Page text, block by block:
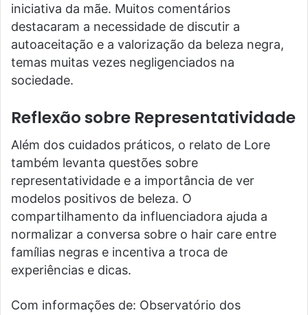
iniciativa da mãe. Muitos comentários
destacaram a necessidade de discutir a
autoaceitação e a valorização da beleza negra,
temas muitas vezes negligenciados na
sociedade.
Reflexão sobre Representatividade
Além dos cuidados práticos, o relato de Lore
também levanta questões sobre
representatividade e a importância de ver
modelos positivos de beleza. O
compartilhamento da influenciadora ajuda a
normalizar a conversa sobre o hair care entre
famílias negras e incentiva a troca de
experiências e dicas.
Com informações de: Observatório dos